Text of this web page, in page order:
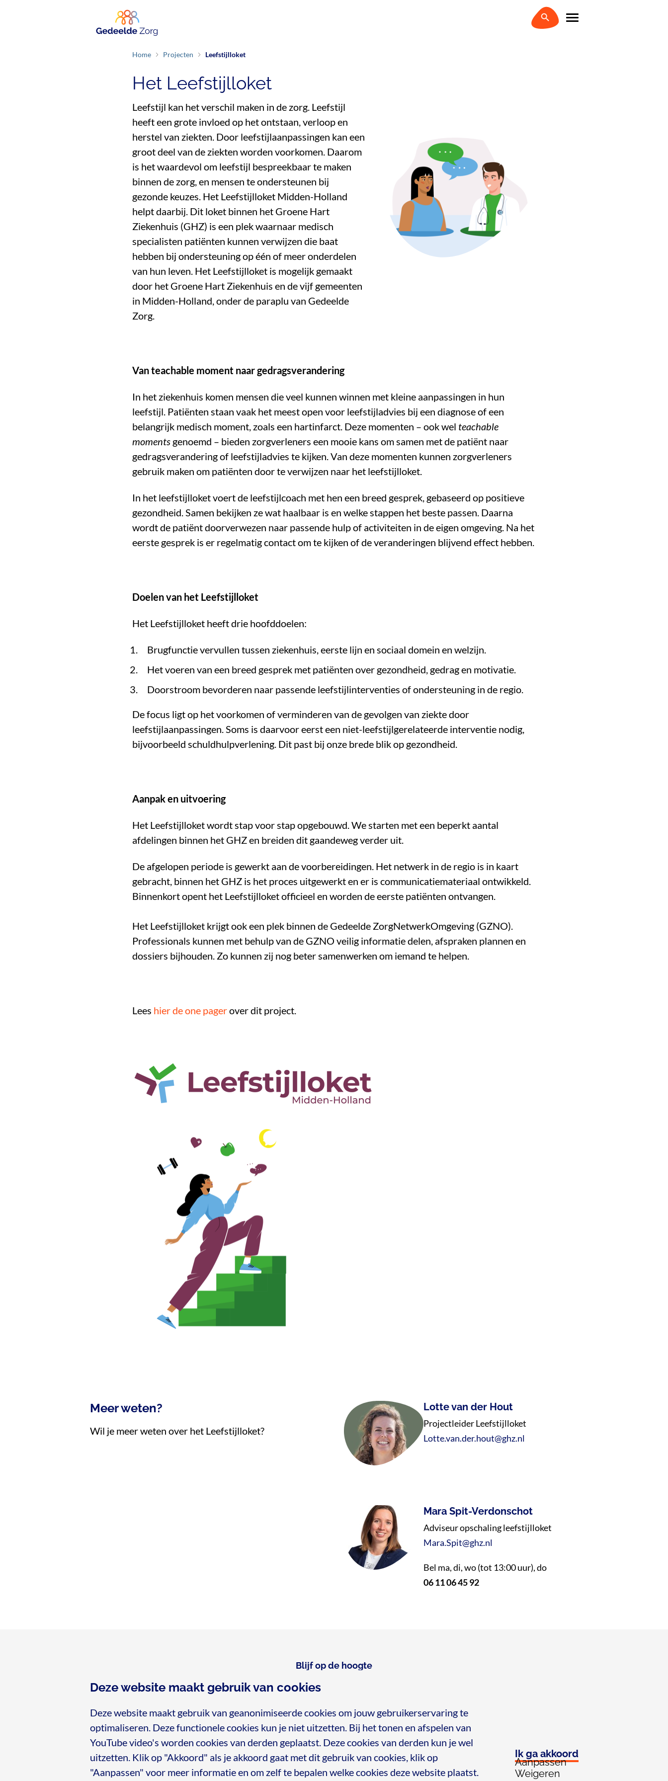
Home Projecten Leefstijlloket
Het Leefstijlloket
Leefstijl kan het verschil maken in de zorg. Leefstijl
heeft een grote invloed op het ontstaan, verloop en
herstel van ziekten. Door leefstijlaanpassingen kan een
groot deel van de ziekten worden voorkomen. Daarom
is het waardevol om leefstijl bespreekbaar te maken
binnen de zorg, en mensen te ondersteunen bij
gezonde keuzes. Het Leefstijlloket Midden-Holland
helpt daarbij. Dit loket binnen het Groene Hart
Ziekenhuis (GHZ) is een plek waarnaar medisch
specialisten patiënten kunnen verwijzen die baat
hebben bij ondersteuning op één of meer onderdelen
van hun leven. Het Leefstijlloket is mogelijk gemaakt
door het Groene Hart Ziekenhuis en de vijf gemeenten
in Midden-Holland, onder de paraplu van Gedeelde
Zorg.
Van teachable moment naar gedragsverandering
In het ziekenhuis komen mensen die veel kunnen winnen met kleine aanpassingen in hun
leefstijl. Patiënten staan vaak het meest open voor leefstijladvies bij een diagnose of een
belangrijk medisch moment, zoals een hartinfarct. Deze momenten – ook wel teachable
momentsgenoemd – bieden zorgverleners een mooie kans om samen met de patiënt naar
gedragsverandering of leefstijladvies te kijken. Van deze momenten kunnen zorgverleners
gebruik maken om patiënten door te verwijzen naar het leefstijlloket.
In het leefstijlloket voert de leefstijlcoach met hen een breed gesprek, gebaseerd op positieve
gezondheid. Samen bekijken ze wat haalbaar is en welke stappen het beste passen. Daarna
wordt de patiënt doorverwezen naar passende hulp of activiteiten in de eigen omgeving. Na het
eerste gesprek is er regelmatig contact om te kijken of de veranderingen blijvend effect hebben.
Doelen van het Leefstijlloket
Het Leefstijlloket heeft drie hoofddoelen:
Brugfunctie vervullen tussen ziekenhuis, eerste lijn en sociaal domein en welzijn.
Het voeren van een breed gesprek met patiënten over gezondheid, gedrag en motivatie.
Doorstroom bevorderen naar passende leefstijlinterventies of ondersteuning in de regio.
De focus ligt op het voorkomen of verminderen van de gevolgen van ziekte door
leefstijlaanpassingen. Soms is daarvoor eerst een niet-leefstijlgerelateerde interventie nodig,
bijvoorbeeld schuldhulpverlening. Dit past bij onze brede blik op gezondheid.
Aanpak en uitvoering
Het Leefstijlloket wordt stap voor stap opgebouwd. We starten met een beperkt aantal
afdelingen binnen het GHZ en breiden dit gaandeweg verder uit.
De afgelopen periode is gewerkt aan de voorbereidingen. Het netwerk in de regio is in kaart
gebracht, binnen het GHZ is het proces uitgewerkt en er is communicatiemateriaal ontwikkeld.
Binnenkort opent het Leefstijlloket officieel en worden de eerste patiënten ontvangen.
Het Leefstijlloket krijgt ook een plek binnen de Gedeelde ZorgNetwerkOmgeving (GZNO).
Professionals kunnen met behulp van de GZNO veilig informatie delen, afspraken plannen en
dossiers bijhouden. Zo kunnen zij nog beter samenwerken om iemand te helpen.
Lees hier de one pagerover dit project.
Meer weten?
Wil je meer weten over het Leefstijlloket?
Lotte van der Hout
Projectleider Leefstijlloket
Lotte.van.der.hout@ghz.nl
Mara Spit-Verdonschot
Adviseur opschaling leefstijlloket
Mara.Spit@ghz.nl
Bel ma, di, wo (tot 13:00 uur), do
06 11 06 45 92
Deze website maakt gebruik van cookies
Deze website maakt gebruik van geanonimiseerde cookies om jouw gebruikerservaring te
optimaliseren. Deze functionele cookies kun je niet uitzetten. Bij het tonen en afspelen van
YouTube video's worden cookies van derden geplaatst. Deze cookies van derden kun je wel
uitzetten. Klik op "Akkoord" als je akkoord gaat met dit gebruik van cookies, klik op
"Aanpassen" voor meer informatie en om zelf te bepalen welke cookies deze website plaatst.
Ik ga akkoord
Aanpassen
Weigeren
Blijf op de hoogte
Meld je nu aan
is een initiatief van de Vereniging Gezondheidsregio Midden-Holland